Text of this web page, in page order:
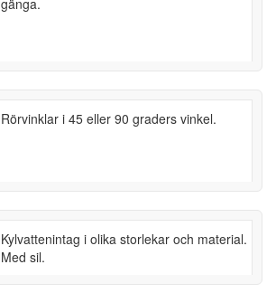
Rörvinklar i 45 eller 90 graders vinkel.
Kylvattenintag i olika storlekar och material.
Med sil.